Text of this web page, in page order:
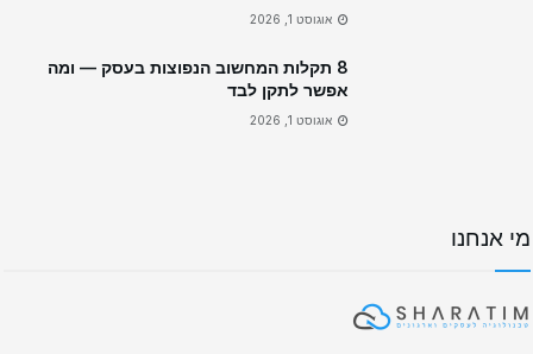
אוגוסט 1, 2026
8 תקלות המחשוב הנפוצות בעסק — ומה
אפשר לתקן לבד
אוגוסט 1, 2026
מי אנחנו